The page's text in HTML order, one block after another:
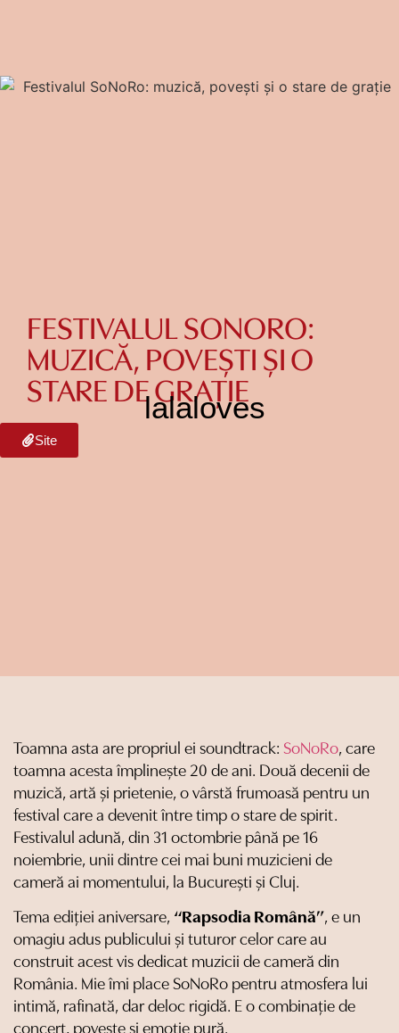
FESTIVALUL SONORO:
MUZICĂ, POVEȘTI ȘI O
STARE DE GRAȚIE
lalaloves
Site
Toamna asta are propriul ei soundtrack: SoNoRo, care
toamna acesta împlinește 20 de ani. Două decenii de
muzică, artă și prietenie, o vârstă frumoasă pentru un
festival care a devenit între timp o stare de spirit.
Festivalul adună, din 31 octombrie până pe 16
noiembrie, unii dintre cei mai buni muzicieni de
cameră ai momentului, la București și Cluj.
Tema ediției aniversare, “Rapsodia Română”, e un
omagiu adus publicului și tuturor celor care au
construit acest vis dedicat muzicii de cameră din
România. Mie îmi place SoNoRo pentru atmosfera lui
intimă, rafinată, dar deloc rigidă. E o combinație de